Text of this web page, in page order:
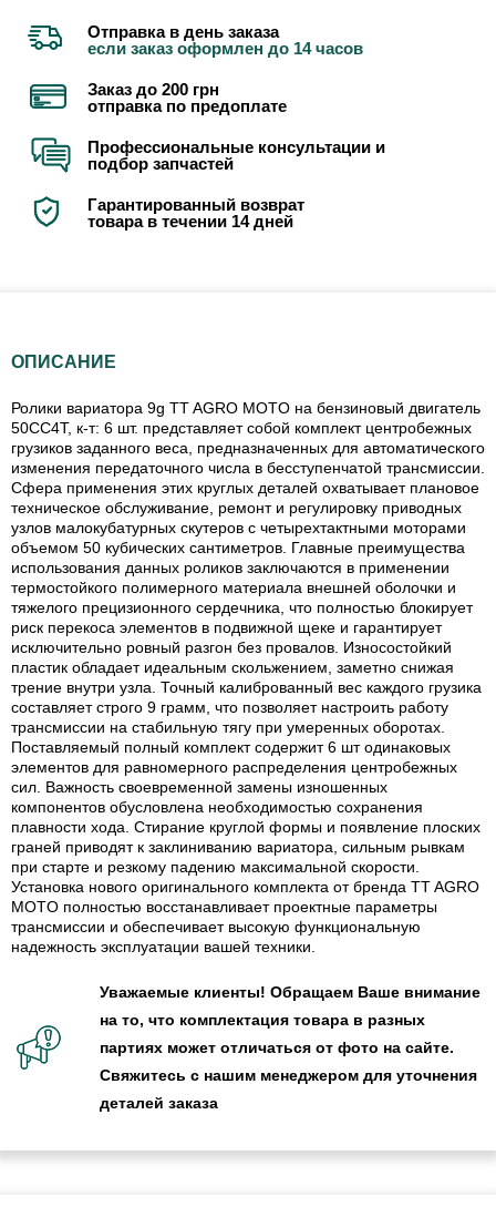
Отправка в день заказа
если заказ оформлен до 14 часов
Заказ до 200 грн
отправка по предоплате
Профессиональные консультации и
подбор запчастей
Гарантированный возврат
товара в течении 14 дней
ОПИСАНИЕ
Ролики вариатора 9g TT AGRO MOTO на бензиновый двигатель
50CC4T, к-т: 6 шт. представляет собой комплект центробежных
грузиков заданного веса, предназначенных для автоматического
изменения передаточного числа в бесступенчатой трансмиссии.
Сфера применения этих круглых деталей охватывает плановое
техническое обслуживание, ремонт и регулировку приводных
узлов малокубатурных скутеров с четырехтактными моторами
объемом 50 кубических сантиметров. Главные преимущества
использования данных роликов заключаются в применении
термостойкого полимерного материала внешней оболочки и
тяжелого прецизионного сердечника, что полностью блокирует
риск перекоса элементов в подвижной щеке и гарантирует
исключительно ровный разгон без провалов. Износостойкий
пластик обладает идеальным скольжением, заметно снижая
трение внутри узла. Точный калиброванный вес каждого грузика
составляет строго 9 грамм, что позволяет настроить работу
трансмиссии на стабильную тягу при умеренных оборотах.
Поставляемый полный комплект содержит 6 шт одинаковых
элементов для равномерного распределения центробежных
сил. Важность своевременной замены изношенных
компонентов обусловлена необходимостью сохранения
плавности хода. Стирание круглой формы и появление плоских
граней приводят к заклиниванию вариатора, сильным рывкам
при старте и резкому падению максимальной скорости.
Установка нового оригинального комплекта от бренда TT AGRO
MOTO полностью восстанавливает проектные параметры
трансмиссии и обеспечивает высокую функциональную
надежность эксплуатации вашей техники.
Уважаемые клиенты! Обращаем Ваше внимание
на то, что комплектация товара в разных
партиях может отличаться от фото на сайте.
Свяжитесь с нашим менеджером для уточнения
деталей заказа